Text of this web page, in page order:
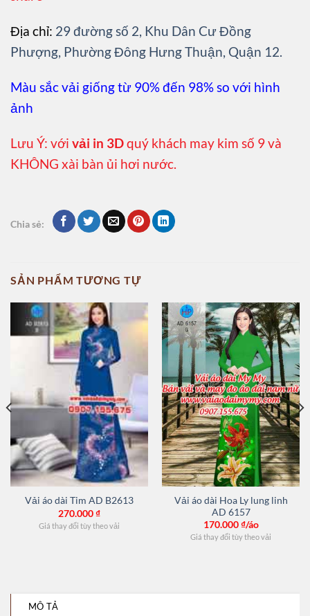
Địa chỉ: 29 đường số 2, Khu Dân Cư Đồng
Phượng, Phường Đông Hưng Thuận, Quận 12.
Màu sắc vải giống từ 90% đến 98% so với hình
ảnh
Lưu Ý: với vải in 3Dquý khách may kim số 9 và
KHÔNG xài bàn ủi hơi nước.
Chia sẻ:
SẢN PHẨM TƯƠNG TỰ
Vải áo dài Tim AD B2613
270.000₫
Giá thay đổi tùy theo vải
Vải áo dài Hoa Ly lung linh
AD 6157
170.000₫/áo
Giá thay đổi tùy theo vải
MÔ TẢ